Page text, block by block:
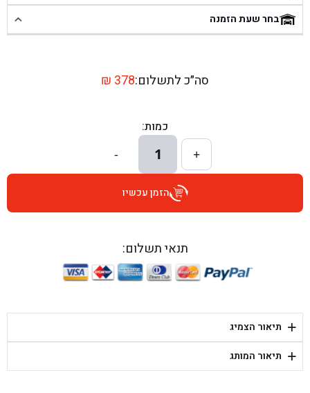
בן גל - שכונת אזור תעשייה זעירה, עיילבון - עיילבון
בן גל - דרך השבעה 20, אזור - אזור
בן גל - הרצל 6, גדרה - גדרה
בן גל - שדרות דוד בן גוריון 8, באר שבע - באר שבע
בן גל - היובלים 26, הוד השרון - הוד השרון
בן גל - יפת 88, תל אביב יפו - תל אביב
בן גל - דור אלון הר טוב - בית שמש
בחר שעת הזמנה
סה״כ לתשלום: ₪ 378
כמות:
+
1
-
הזמן עכשיו
תנאי תשלום:
+ תיאור הצמיג
+ תיאור המותג